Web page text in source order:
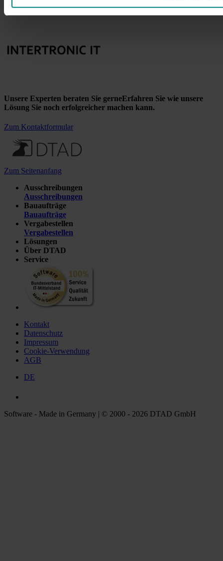
Unsere Experten beraten Sie gerneErfahren Sie wie unsere
Lösung Sie noch erfolgreicher machen kann.
Zum Kontaktformular
Zum Seitenanfang
Ausschreibungen
Ausschreibungen
Bauaufträge
Bauaufträge
Vergabestellen
Vergabestellen
Lösungen
Über DTAD
Service
Kontakt
Datenschutz
Impressum
Cookie-Verwendung
AGB
DE
Software - Made in Germany | © 2000 - 2026 DTAD GmbH